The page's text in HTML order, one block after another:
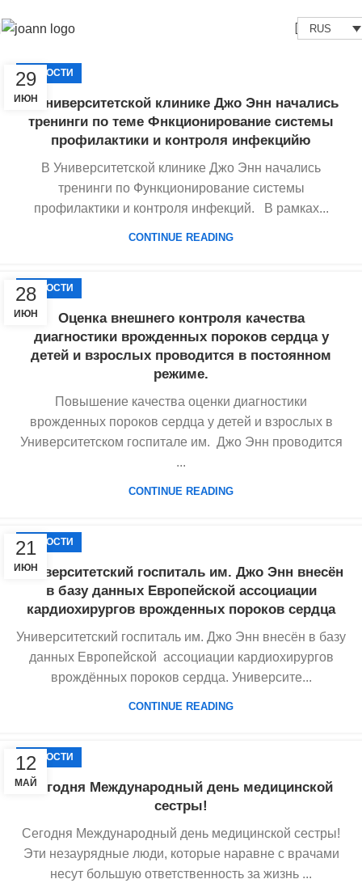
RUS
29
ИЮН
НОВОСТИ
В Университетской клинике Джо Энн начались
тренинги по теме Фнкционирование системы
профилактики и контроля инфекцийю
В Университетской клинике Джо Энн начались
тренинги по Функционирование системы
профилактики и контроля инфекций. В рамках...
CONTINUE READING
28
ИЮН
НОВОСТИ
Оценка внешнего контроля качества
диагностики врожденных пороков сердца у
детей и взрослых проводится в постоянном
режиме.
Повышение качества оценки диагностики
врожденных пороков сердца у детей и взрослых в
Университетском госпитале им. Джо Энн проводится
...
CONTINUE READING
21
ИЮН
НОВОСТИ
Университетский госпиталь им. Джо Энн внесён
в базу данных Европейской ассоциации
кардиохирургов врожденных пороков сердца
Университетский госпиталь им. Джо Энн внесён в базу
данных Европейской ассоциации кардиохирургов
врождённых пороков сердца. Университе...
CONTINUE READING
12
МАЙ
НОВОСТИ
Сегодня Международный день медицинской
сестры!
Сегодня Международный день медицинской сестры!
Эти незаурядные люди, которые наравне с врачами
несут большую ответственность за жизнь ...